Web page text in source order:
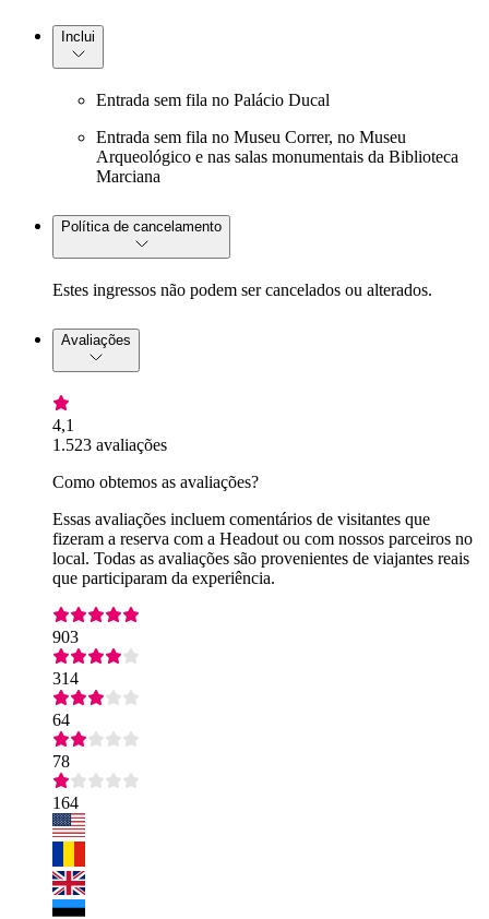
Inclui
Entrada sem fila no Palácio Ducal
Entrada sem fila no Museu Correr, no Museu
Arqueológico e nas salas monumentais da Biblioteca
Marciana
Política de cancelamento
Estes ingressos não podem ser cancelados ou alterados.
Avaliações
4,1
1.523 avaliações
Como obtemos as avaliações?
Essas avaliações incluem comentários de visitantes que
fizeram a reserva com a Headout ou com nossos parceiros no
local. Todas as avaliações são provenientes de viajantes reais
que participaram da experiência.
903
314
64
78
164